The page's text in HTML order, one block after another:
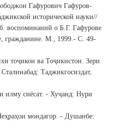
Гафурович Гафуров-
исторической науки//
воспоминаний о Б.Г. Гафурове
гражданине. М., 1999.- С. 49-
тоҷикон ва Тоҷикистон. Зери
Таджикгосиздат,
сиёсат. - Хуҷанд: Нури
мондагор. - Душанбе: